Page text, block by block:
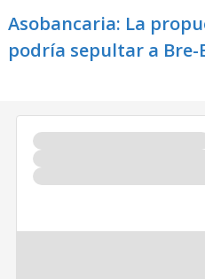
Asobancaria: La
podría sepultar a Bre-